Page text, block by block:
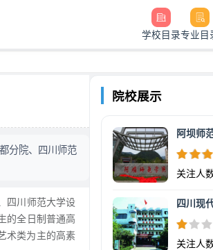
学校目录专业目
分院、四川师范
四川师范大学设
的全日制普通高
术类为主的高素
院校展示
阿坝师
关注人数
四川现
关注人数